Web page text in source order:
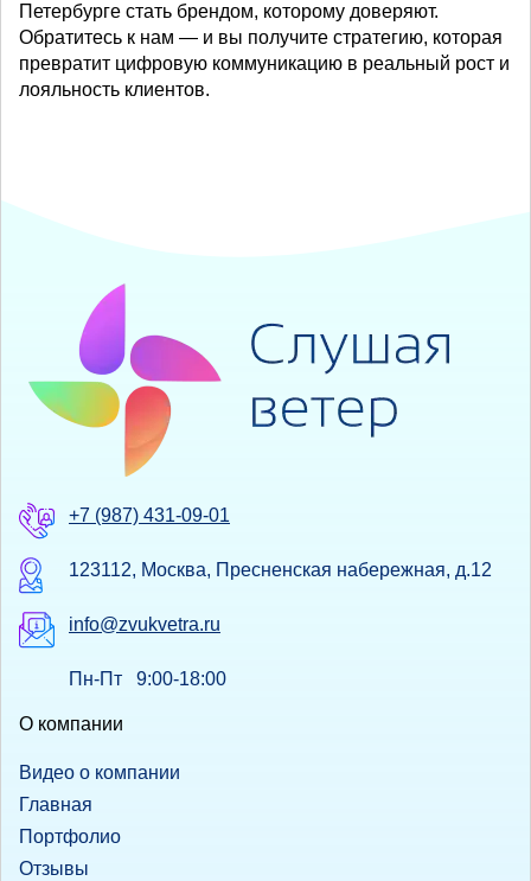
Петербурге стать брендом, которому доверяют.
Обратитесь к нам — и вы получите стратегию, которая
превратит цифровую коммуникацию в реальный рост и
лояльность клиентов.
+7 (987) 431-09-01
123112, Москва, Пресненская набережная, д.12
info@zvukvetra.ru
Пн-Пт 9:00-18:00
О компании
Видео о компании
Главная
Портфолио
Отзывы